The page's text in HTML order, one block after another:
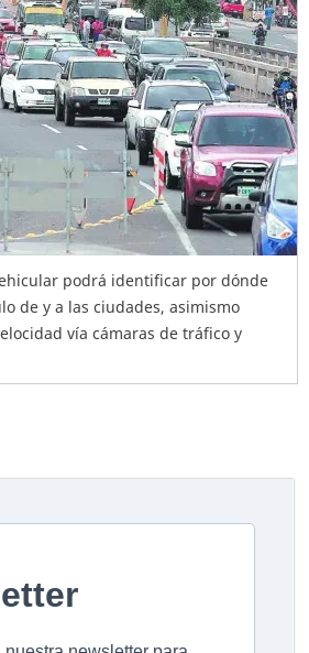
podrá identificar por dónde
de y a las ciudades, asimismo
vía cámaras de tráfico y